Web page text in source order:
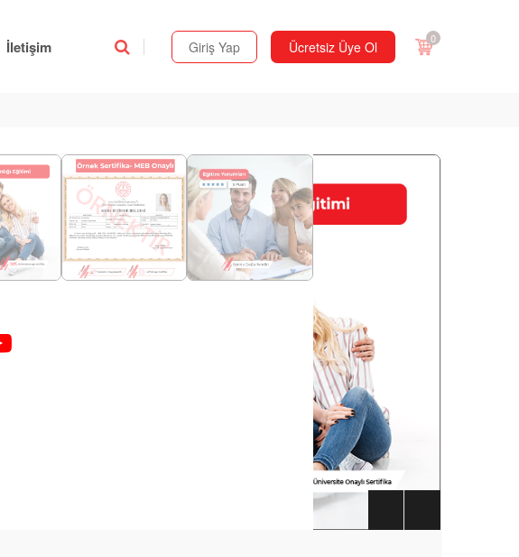
İletişim Giriş Yap Ücretsiz Üye Ol 0